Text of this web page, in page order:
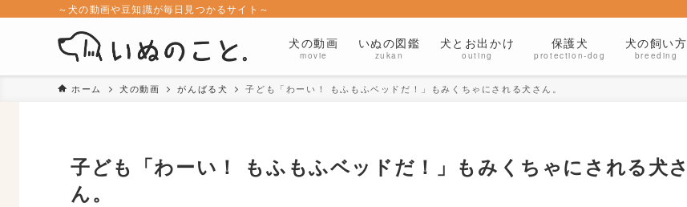
～犬の動画や豆知識が毎日見つかるサイト～
犬の動画
movie
いぬの図鑑
zukan
犬とお出かけ
outing
保護犬
protection-dog
犬の飼い方
breeding
ホーム 犬の動画 がんばる犬 子ども「わーい！ もふもふベッドだ！」もみくちゃにされる犬さん。
子ども「わーい！ もふもふベッドだ！」もみくちゃにされる犬さ
ん。